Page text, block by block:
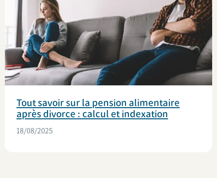
Tout savoir sur la pension alimentaire
après divorce : calcul et indexation
18/08/2025